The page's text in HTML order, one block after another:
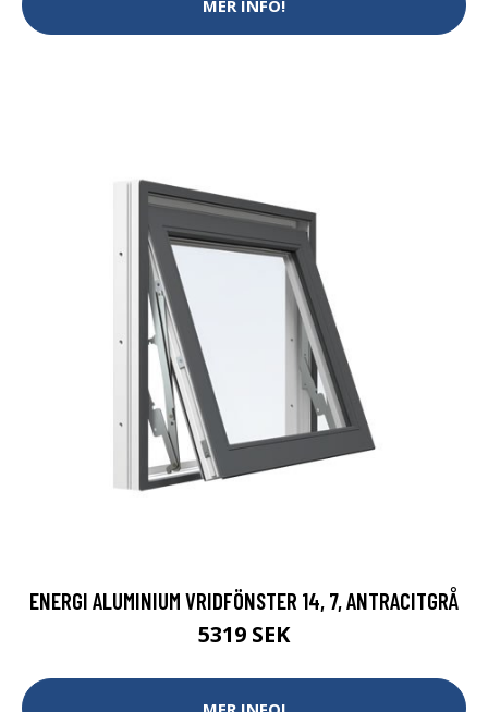
MER INFO!
ENERGI ALUMINIUM VRIDFÖNSTER 14, 7, ANTRACITGRÅ
5319 SEK